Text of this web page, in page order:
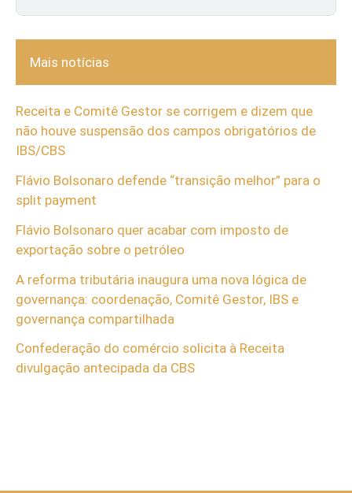
Mais notícias
Receita e Comitê Gestor se corrigem e dizem que
não houve suspensão dos campos obrigatórios de
IBS/CBS
Flávio Bolsonaro defende “transição melhor” para o
split payment
Flávio Bolsonaro quer acabar com imposto de
exportação sobre o petróleo
A reforma tributária inaugura uma nova lógica de
governança: coordenação, Comitê Gestor, IBS e
governança compartilhada
Confederação do comércio solicita à Receita
divulgação antecipada da CBS